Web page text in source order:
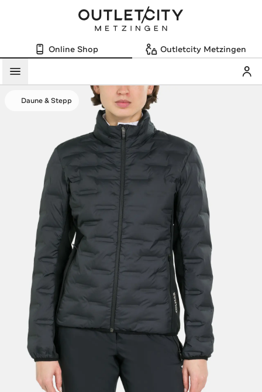
Online Shop Outletcity Metzingen
Menü
Daune & Stepp